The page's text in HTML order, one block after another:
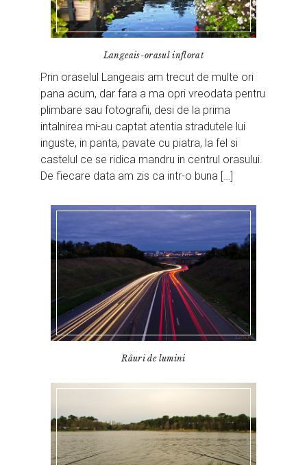
Langeais-orasul inflorat
Prin oraselul Langeais am trecut de multe ori
pana acum, dar fara a ma opri vreodata pentru
plimbare sau fotografii, desi de la prima
intalnirea mi-au captat atentia stradutele lui
inguste, in panta, pavate cu piatra, la fel si
castelul ce se ridica mandru in centrul orasului.
De fiecare data am zis ca intr-o buna […]
Râuri de lumini